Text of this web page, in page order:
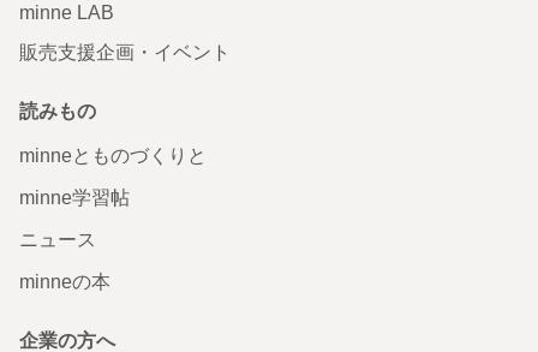
minne LAB
販売支援企画・イベント
読みもの
minneとものづくりと
minne学習帖
ニュース
minneの本
企業の方へ